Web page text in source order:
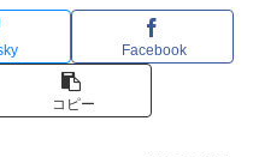
Facebook
コピー